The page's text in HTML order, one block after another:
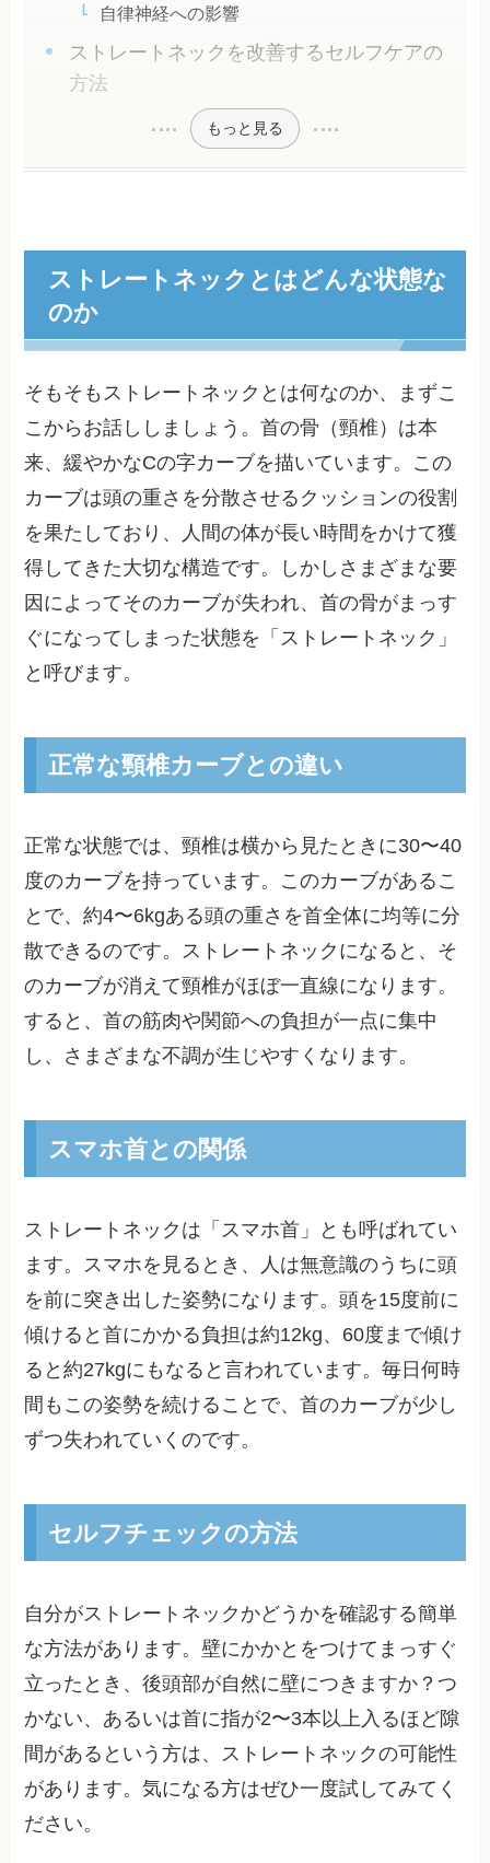
自律神経への影響
ストレートネックを改善するセルフケアの
方法
もっと見る
ストレートネックとはどんな状態な
のか
そもそもストレートネックとは何なのか、まずこ
こからお話ししましょう。首の骨（頸椎）は本
来、緩やかなCの字カーブを描いています。この
カーブは頭の重さを分散させるクッションの役割
を果たしており、人間の体が長い時間をかけて獲
得してきた大切な構造です。しかしさまざまな要
因によってそのカーブが失われ、首の骨がまっす
ぐになってしまった状態を「ストレートネック」
と呼びます。
正常な頸椎カーブとの違い
正常な状態では、頸椎は横から見たときに30〜40
度のカーブを持っています。このカーブがあるこ
とで、約4〜6kgある頭の重さを首全体に均等に分
散できるのです。ストレートネックになると、そ
のカーブが消えて頸椎がほぼ一直線になります。
すると、首の筋肉や関節への負担が一点に集中
し、さまざまな不調が生じやすくなります。
スマホ首との関係
ストレートネックは「スマホ首」とも呼ばれてい
ます。スマホを見るとき、人は無意識のうちに頭
を前に突き出した姿勢になります。頭を15度前に
傾けると首にかかる負担は約12kg、60度まで傾け
ると約27kgにもなると言われています。毎日何時
間もこの姿勢を続けることで、首のカーブが少し
ずつ失われていくのです。
セルフチェックの方法
自分がストレートネックかどうかを確認する簡単
な方法があります。壁にかかとをつけてまっすぐ
立ったとき、後頭部が自然に壁につきますか？つ
かない、あるいは首に指が2〜3本以上入るほど隙
間があるという方は、ストレートネックの可能性
があります。気になる方はぜひ一度試してみてく
ださい。